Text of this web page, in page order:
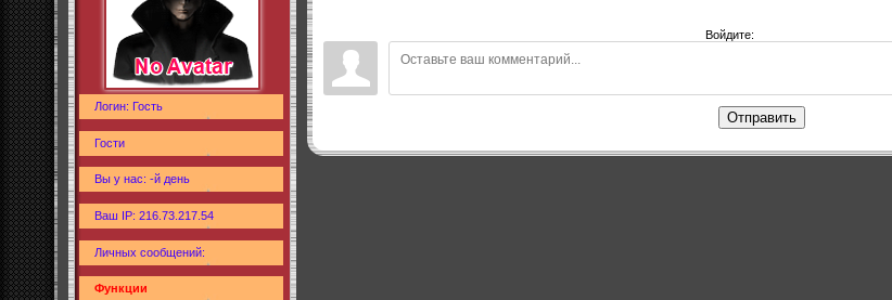
Логин: Гость
Гости
Вы у нас: -й день
Ваш IP: 216.73.217.54
Личных сообщений:
Функции
Войдите:
Отправить